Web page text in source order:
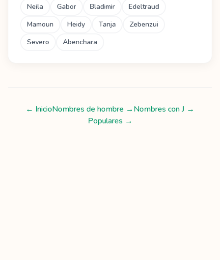
Neila
Gabor Bladimir
Edeltraud
Mamoun
Heidy Tanja
Zebenzui
Severo
Abenchara
← InicioNombres de hombre →Nombres conJ →
Populares →